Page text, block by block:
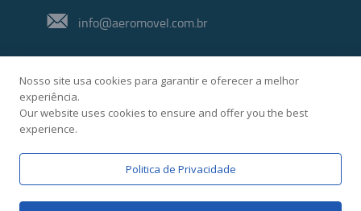
info@aeromovel.com.br
Nosso site usa cookies para garantir e oferecer a melhor
experiência.
Our website uses cookies to ensure and offer you the best
experience.
Politica de Privacidade